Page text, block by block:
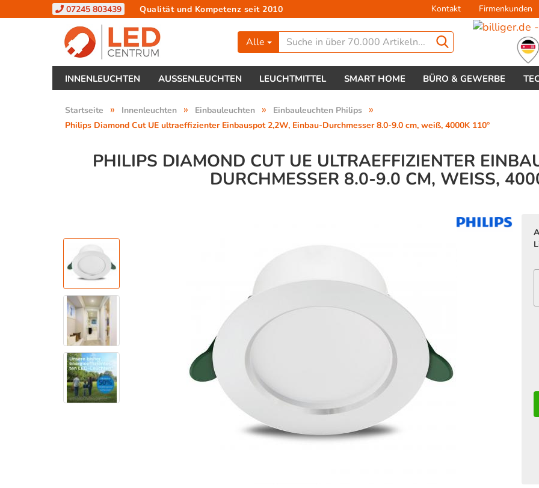
07245 803439 Qualität und Kompetenz seit 2010 Kontakt Firmenkunden
Lieferland
Alle
INNENLEUCHTEN AUSSENLEUCHTEN LEUCHTMITTEL SMART HOME BÜRO & GEWERBE
Startseite » Innenleuchten » Einbauleuchten » Einbauleuchten Philips »
Philips Diamond Cut UE ultraeffizienter Einbauspot 2,2W, Einbau-Durchmesser 8.0-9.0 cm, weiß, 4000K 110°
PHILIPS DIAMOND CUT UE ULTRAEFFIZIENTER
DURCHMESSER 8.0-9.0 CM, WEISS,